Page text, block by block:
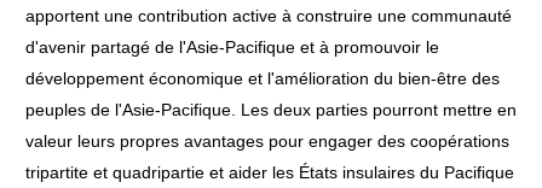
apportent une contribution active à construire une communauté
d'avenir partagé de l'Asie-Pacifique et à promouvoir le
développement économique et l'amélioration du bien-être des
peuples de l'Asie-Pacifique. Les deux parties pourront mettre en
valeur leurs propres avantages pour engager des coopérations
tripartite et quadripartie et aider les États insulaires du Pacifique